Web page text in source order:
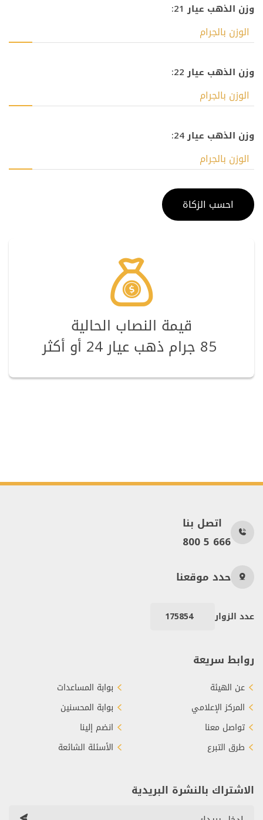
وزن الذهب عيار 21:
وزن الذهب عيار 22:
وزن الذهب عيار 24:
قيمة النصاب الحالية
اتصل بنا
800 5 666
حدد موقعنا
عدد الزوار 175854
روابط سريعة
عن الهيئة
المركز الإعلامي
تواصل معنا
طرق التبرع
بوابة المساعدات
بوابة المحسنين
انضم إلينا
الأسئلة الشائعة
الاشتراك بالنشرة البريدية